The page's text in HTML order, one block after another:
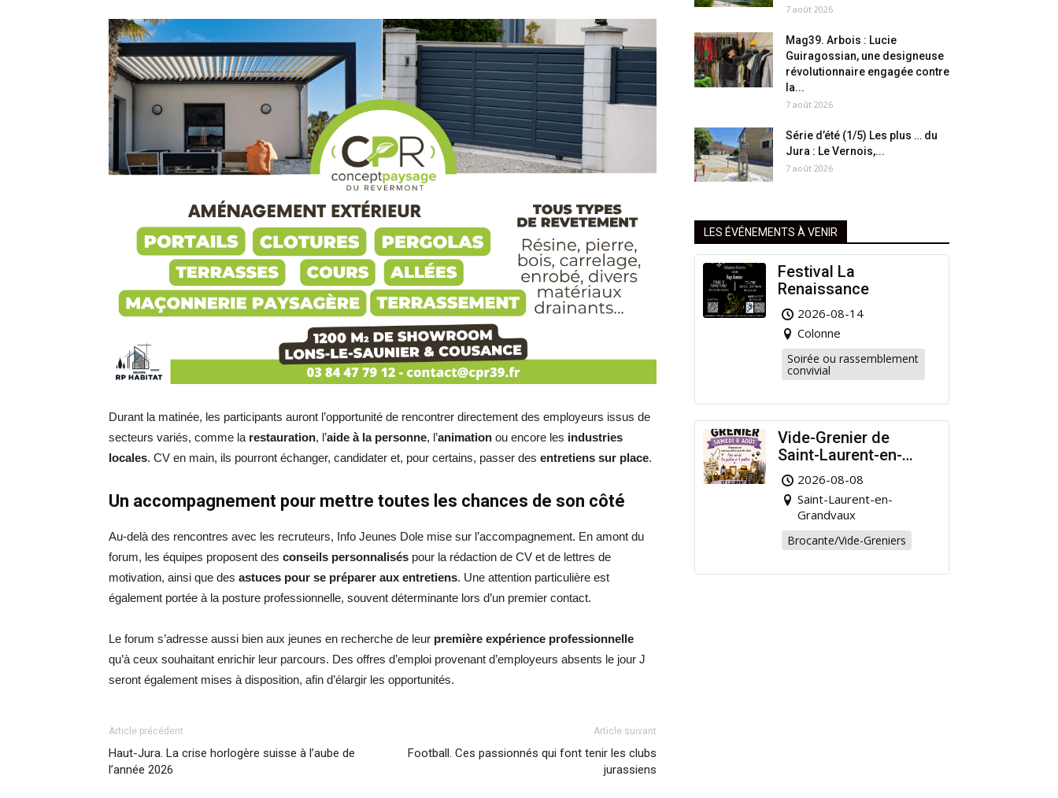
Durant la matinée, les participants auront l’opportunité de rencontrer directement des employeurs issus de
secteurs variés, comme la restauration, l’aide à la personne, l’animation ou encore les industries
locales. CV en main, ils pourront échanger, candidater et, pour certains, passer des entretiens sur place.
Un accompagnement pour mettre toutes les chances de son côté
Au-delà des rencontres avec les recruteurs, Info Jeunes Dole mise sur l’accompagnement. En amont du
forum, les équipes proposent des conseils personnalisés pour la rédaction de CV et de lettres de
motivation, ainsi que des astuces pour se préparer aux entretiens. Une attention particulière est
également portée à la posture professionnelle, souvent déterminante lors d’un premier contact.
Le forum s’adresse aussi bien aux jeunes en recherche de leur première expérience professionnelle
qu’à ceux souhaitant enrichir leur parcours. Des offres d’emploi provenant d’employeurs absents le jour J
seront également mises à disposition, afin d’élargir les opportunités.
Article précédent
Haut-Jura. La crise horlogère suisse à l’aube de
l’année 2026
Article suivant
Football. Ces passionnés qui font tenir les clubs
jurassiens
7 août 2026
Mag39. Arbois : Lucie
Guiragossian, une designeuse
révolutionnaire engagée contre
la...
7 août 2026
Série d’été (1/5) Les plus … du
Jura : Le Vernois,...
7 août 2026
LES ÉVÉNEMENTS À VENIR
Festival La
Renaissance
2026-08-14
Colonne
Soirée ou rassemblement
convivial
Vide-Grenier de
Saint-Laurent-en-
Grandvaux : Venez
chiner pour la bonne
cause !
2026-08-08
Saint-Laurent-en-
Grandvaux
Brocante/Vide-Greniers